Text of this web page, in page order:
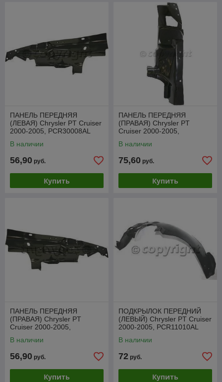
ПАНЕЛЬ ПЕРЕДНЯЯ
(ЛЕВАЯ) Chrysler PT Cruiser
2000-2005, PCR30008AL
В наличии
56,90 руб.
Купить
ПАНЕЛЬ ПЕРЕДНЯЯ
(ПРАВАЯ) Chrysler PT
Cruiser 2000-2005,
В наличии
75,60 руб.
Купить
ПАНЕЛЬ ПЕРЕДНЯЯ
(ПРАВАЯ) Chrysler PT
Cruiser 2000-2005,
В наличии
56,90 руб.
Купить
ПОДКРЫЛОК ПЕРЕДНИЙ
(ЛЕВЫЙ) Chrysler PT Cruiser
2000-2005, PCR11010AL
В наличии
72 руб.
Купить